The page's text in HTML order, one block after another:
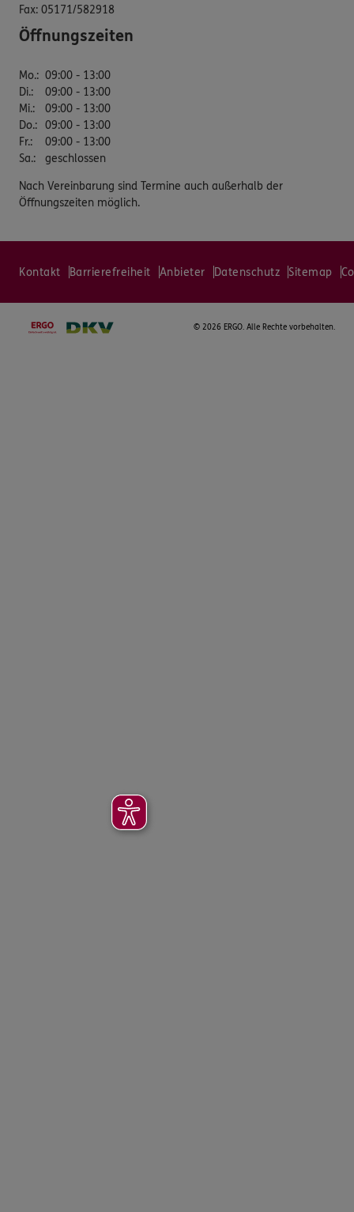
Fax: 05171/582918
Öffnungszeiten
Mo.: 09:00 - 13:00
Di.:
09:00 - 13:00
Mi.:
09:00 - 13:00
Do.: 09:00 - 13:00
Fr.:
09:00 - 13:00
Sa.: geschlossen
Nach Vereinbarung sind Termine auch außerhalb der
Öffnungszeiten möglich.
Kontakt Barrierefreiheit Anbieter Datenschutz Sitemap
© 2026 ERGO. Alle Rechte vorbehalten.